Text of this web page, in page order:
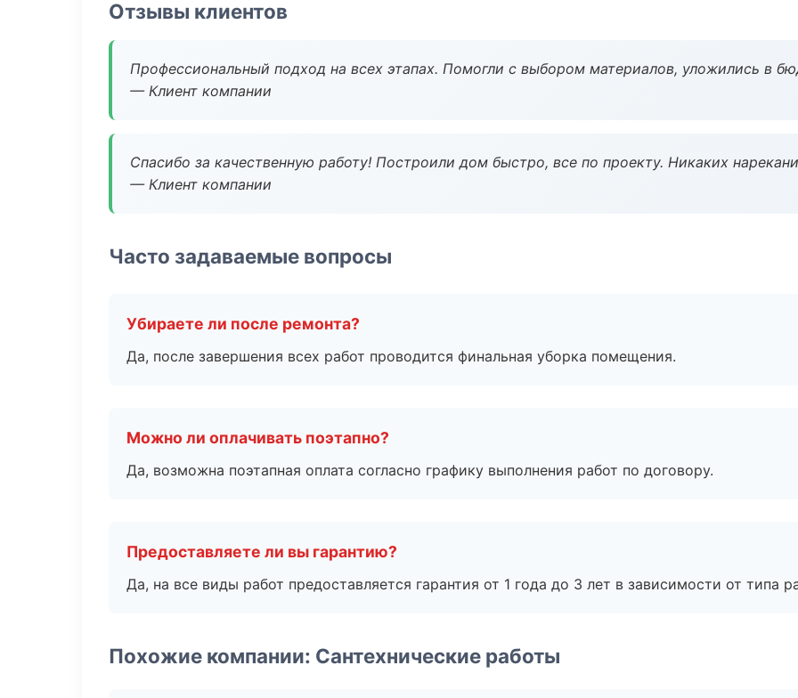
Отзывы клиентов
Профессиональный подход на всех этапах. Помогли с выбором материалов, уложились в
— Клиент компании
Спасибо за качественную работу! Построили дом быстро, все по проекту. Никаких
— Клиент компании
Часто задаваемые вопросы
Убираете ли после ремонта?
Да, после завершения всех работ проводится финальная уборка помещения.
Можно ли оплачивать поэтапно?
Да, возможна поэтапная оплата согласно графику выполнения работ по договору.
Предоставляете ли вы гарантию?
Да, на все виды работ предоставляется гарантия от 1 года до 3 лет в зависимости от типа
Похожие компании: Сантехнические работы